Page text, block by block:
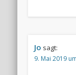
Jo sagt:
9. Mai 2019